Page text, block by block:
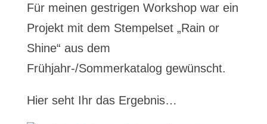
Für meinen gestrigen Workshop war ein
Projekt mit dem Stempelset „Rain or
Shine“ aus dem
Frühjahr-/Sommerkatalog gewünscht.
Hier seht Ihr das Ergebnis…